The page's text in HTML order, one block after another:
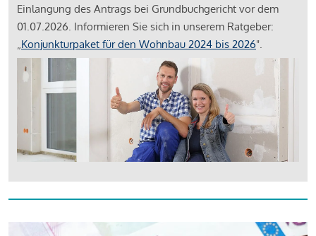
Einlangung des Antrags bei Grundbuchgericht vor dem
01.07.2026. Informieren Sie sich in unserem Ratgeber:
„Konjunkturpaket für den Wohnbau 2024 bis 2026".